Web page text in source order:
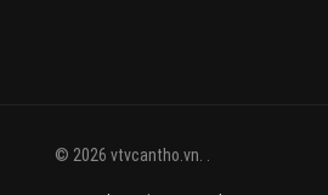
© 2026 vtvcantho.vn. .